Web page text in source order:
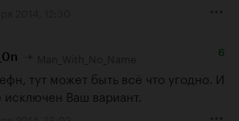
6
тут может быть всё что угодно. И
исключен Ваш вариант.